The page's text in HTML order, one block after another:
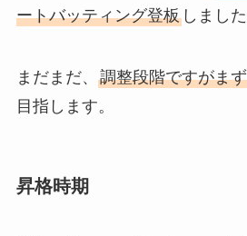
ートバッティング登板しました
まだまだ、 調整段階ですがま
目指します。
昇格時期